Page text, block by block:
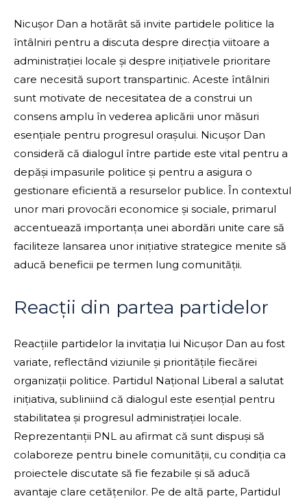
Nicușor Dan a hotărât să invite partidele politice la
întâlniri pentru a discuta despre direcția viitoare a
administrației locale și despre inițiativele prioritare
care necesită suport transpartinic. Aceste întâlniri
sunt motivate de necesitatea de a construi un
consens amplu în vederea aplicării unor măsuri
esențiale pentru progresul orașului. Nicușor Dan
consideră că dialogul între partide este vital pentru a
depăși impasurile politice și pentru a asigura o
gestionare eficientă a resurselor publice. În contextul
unor mari provocări economice și sociale, primarul
accentuează importanța unei abordări unite care să
faciliteze lansarea unor inițiative strategice menite să
aducă beneficii pe termen lung comunității.
Reacții din partea partidelor
Reacțiile partidelor la invitația lui Nicușor Dan au fost
variate, reflectând viziunile și prioritățile fiecărei
organizații politice. Partidul Național Liberal a salutat
inițiativa, subliniind că dialogul este esențial pentru
stabilitatea și progresul administrației locale.
Reprezentanții PNL au afirmat că sunt dispuși să
colaboreze pentru binele comunității, cu condiția ca
proiectele discutate să fie fezabile și să aducă
avantaje clare cetățenilor. Pe de altă parte, Partidul